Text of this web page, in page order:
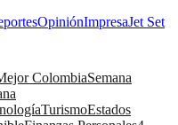
OpiniónImpresaJet Set
ColombiaSemana
TurismoEstados